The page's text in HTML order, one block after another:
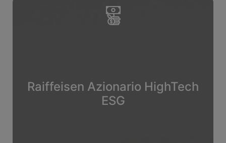
Raiffeisen Azionario HighTech
ESG